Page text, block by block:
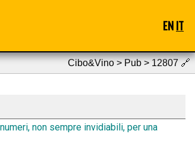
ENIT
Cibo&Vino > Pub > 12807 🔗
non sempre invidiabili, per una